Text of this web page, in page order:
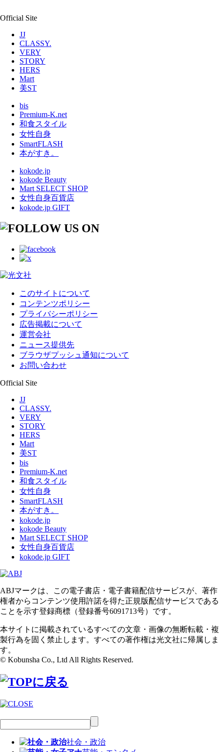
Official Site
JJ
CLASSY.
VERY
STORY
HERS
Mart
美ST
bis
Premium-K.net
和食スタイル
女性自身
SmartFLASH
本がすき。
kokode.jp
kokode Beauty
Mart SELECT SHOP
女性自身百貨店
kokode.jp GIFT
このサイトについて
コンテンツポリシー
プライバシーポリシー
広告掲載について
運営会社
ニュース提供先
ブラウザプッシュ通知について
お問い合わせ
Official Site
JJ
CLASSY.
VERY
STORY
HERS
Mart
美ST
bis
Premium-K.net
和食スタイル
女性自身
SmartFLASH
本がすき。
kokode.jp
kokode Beauty
Mart SELECT SHOP
女性自身百貨店
kokode.jp GIFT
ABJマークは、この電子書店・電子書籍配信サービスが、著作
権者からコンテンツ使用許諾を得た正規版配信サービスである
ことを示す登録商標（登録番号6091713号）です。
本サイトに掲載されているすべての文章・画像の無断転載・複
製行為を固く禁止します。すべての著作権は光文社に帰属しま
す。
© Kobunsha Co., Ltd All Rights Reserved.
社会・政治